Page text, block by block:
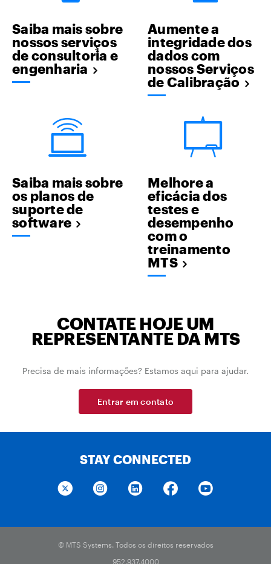
Saiba mais sobre
nossos serviços
de consultoria e
engenharia
Aumente a
integridade dos
dados com
nossos Serviços
de Calibração
Saiba mais sobre
os planos de
suporte de
software
Melhore a
eficácia dos
testes e
desempenho
com o
treinamento
MTS
CONTATE HOJE UM
REPRESENTANTE DA MTS
Precisa de mais informações? Estamos aqui para ajudar.
Entrar em contato
STAY CONNECTED
© MTS Systems. Todos os direitos reservados
952.937.4000